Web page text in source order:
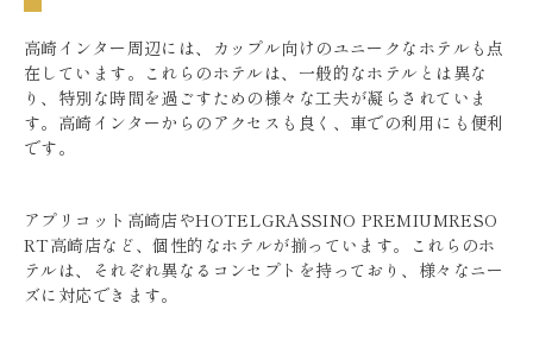
高崎インター周辺には、カップル向けのユニークなホテルも点
在しています。これらのホテルは、一般的なホテルとは異な
り、特別な時間を過ごすための様々な工夫が凝らされていま
す。高崎インターからのアクセスも良く、車での利用にも便利
です。
アプリコット高崎店やHOTELGRASSINO PREMIUMRESO
RT高崎店など、個性的なホテルが揃っています。これらのホ
テルは、それぞれ異なるコンセプトを持っており、様々なニー
ズに対応できます。